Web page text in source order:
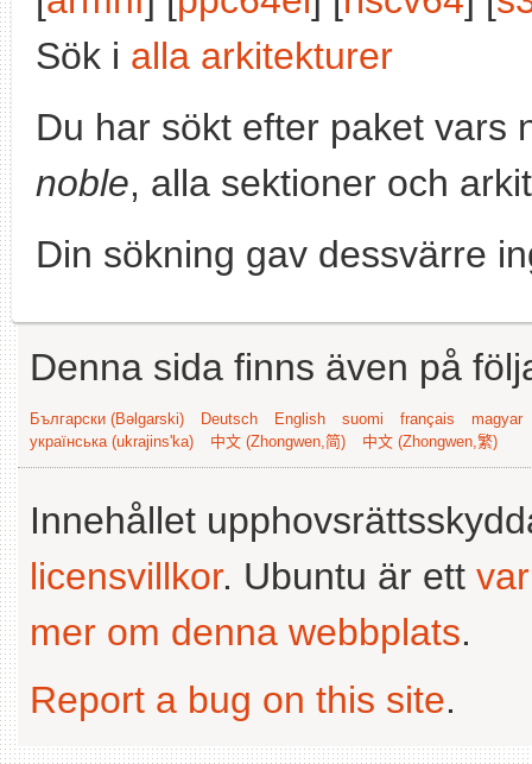
Sök i alla arkitekturer
Du har sökt efter paket vars
noble, alla sektioner och
Din sökning gav dessvärre
Denna sida finns även på
Български (Bəlgarski) Deutsch English suomi français
magyar
українська (ukrajins'ka)
中文 (Zhongwen,简) 中文 (Zhongwen,繁)
Innehållet
licensvillkor. Ubuntu är ett
mer om denna webbplats.
Report a bug on this site.